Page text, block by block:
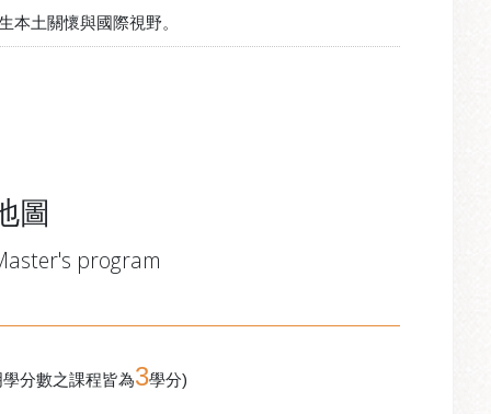
本土關懷與國際視野。
圖
program
分數之課程皆為3學分)